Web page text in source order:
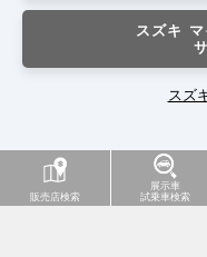
スズキ
スズ
販売店検索
展示車
試乗車検索